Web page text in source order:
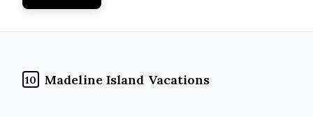
10 Madeline Island Vacations